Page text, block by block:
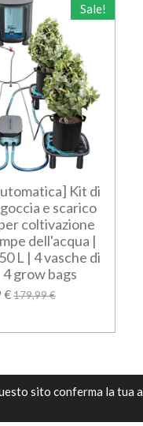
sito conferma la tua
Sale!
Kit di
e scarico
coltivazione
dell'acqua |
L | 4 vasche di
grow bags
€179,99 €